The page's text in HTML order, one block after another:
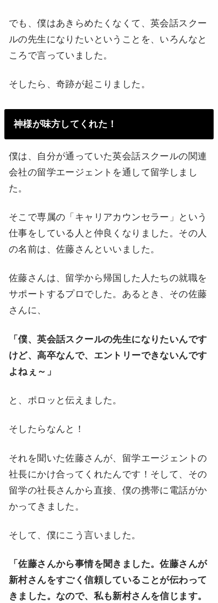
でも、僕はあきらめたくなくて、英会話スクー
ルの先生になりたいということを、いろんなと
ころで言っていました。
そしたら、奇跡が起こりました。
神様が味方してくれた！
僕は、自分が通っていた英会話スクールの関連
会社の留学エージェントを通して留学しまし
た。
そこで専属の「キャリアカウンセラー」という
仕事をしている人と仲良くなりました。その人
の名前は、佐藤さんといいました。
佐藤さんは、留学から帰国した人たちの就職を
サポートするプロでした。あるとき、その佐藤
さんに、
「僕、英会話スクールの先生になりたいんです
けど、高卒なんで、エントリーできないんです
よねぇ～」
と、ポロッと伝えました。
そしたらなんと！
それを聞いた佐藤さんが、留学エージェントの
社長にかけ合ってくれたんです！そして、その
留学の社長さんから直接、僕の携帯に電話がか
かってきました。
そして、僕にこう言いました。
「佐藤さんから事情を聞きました。佐藤さんが
新村さんをすごく信頼していることが伝わって
きました。なので、私も新村さんを信じます。